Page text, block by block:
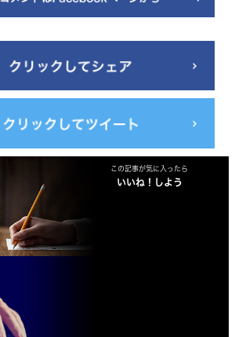
この記事が気に入ったら
いいね！しよう